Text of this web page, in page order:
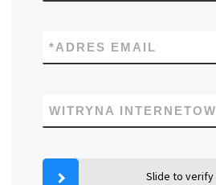
ADRES EMAIL
*
WITRYNA
Slide to verify